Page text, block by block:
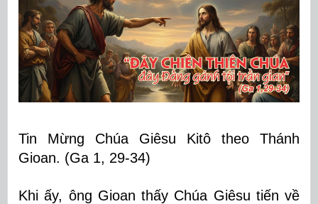
Tin Mừng Chúa Giêsu Kitô theo Thánh
Gioan. (Ga 1, 29-34)
Khi ấy, ông Gioan thấy Chúa Giêsu tiến về